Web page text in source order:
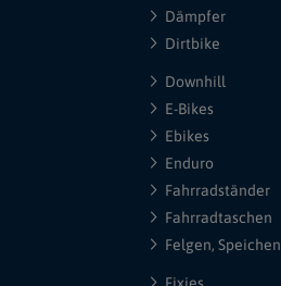
Dämpfer
Dirtbike
Downhill
E-Bikes
Ebikes
Enduro
Fahrradständer
Fahrradtaschen
Felgen, Speichen